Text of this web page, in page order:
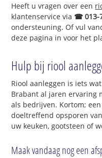
Heeft u vragen over een
klantenservice via ☎ 013-
ondersteuning. Of vul
deze pagina in voor het
Hulp bij riool
Riool aanleggen is iets
Brabant al jaren ervaring
als bedrijven. Kortom;
doeltreffend opsporen
uw keuken, gootsteen of
Maak vandaag nog een